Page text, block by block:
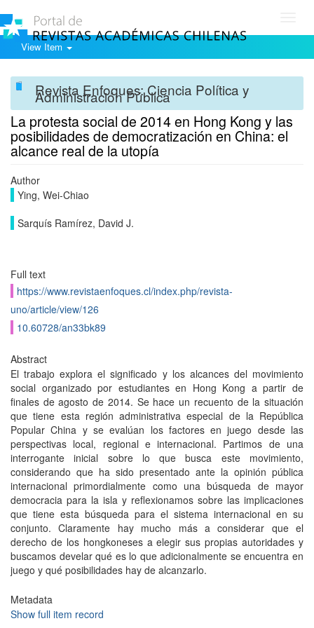
View Item
Revista Enfoques: Ciencia Política y
Administración Pública
La protesta social de 2014 en Hong Kong y las
posibilidades de democratización en China: el
alcance real de la utopía
Author
Ying, Wei-Chiao
Sarquís Ramírez, David J.
Full text
https://www.revistaenfoques.cl/index.php/revista-
uno/article/view/126
10.60728/an33bk89
Abstract
El trabajo explora el significado y los alcances del movimiento
social organizado por estudiantes en Hong Kong a partir de
finales de agosto de 2014. Se hace un recuento de la situación
que tiene esta región administrativa especial de la República
Popular China y se evalúan los factores en juego desde las
perspectivas local, regional e internacional. Partimos de una
interrogante inicial sobre lo que busca este movimiento,
considerando que ha sido presentado ante la opinión pública
internacional primordialmente como una búsqueda de mayor
democracia para la isla y reflexionamos sobre las implicaciones
que tiene esta búsqueda para el sistema internacional en su
conjunto. Claramente hay mucho más a considerar que el
derecho de los hongkoneses a elegir sus propias autoridades y
buscamos develar qué es lo que adicionalmente se encuentra en
juego y qué posibilidades hay de alcanzarlo.
Metadata
Show full item record